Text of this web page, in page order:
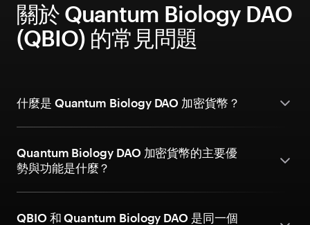
關於 Quantum Biology DAO
(QBIO) 的常見問題
什麼是 Quantum Biology DAO 加密貨幣？
Quantum Biology DAO 加密貨幣的主要優
勢與功能是什麼？
QBIO 和 Quantum Biology DAO 是同一個